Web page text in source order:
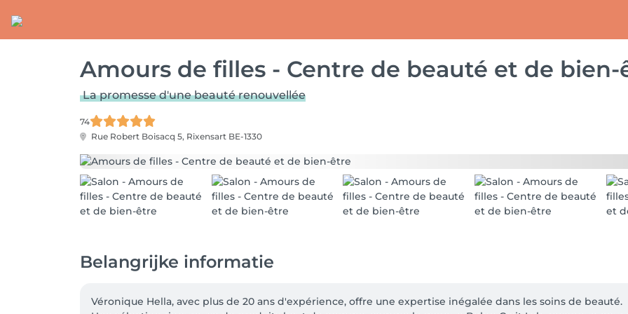
Amours de filles - Centre de beauté et de bien-
La promesse d'une beauté renouvellée
74
Rue Robert Boisacq 5, Rixensart BE-1330
Belangrijke informatie
Véronique Hella, avec plus de 20 ans d'expérience, offre une expertise inégalée dans les soins de beauté.